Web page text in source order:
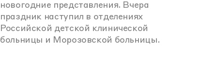
новогодние представления. Вчера
праздник наступил в отделениях
Российской детской клинической
больницы и Морозовской больницы.